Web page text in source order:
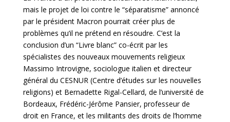
mais le projet de loi contre le “séparatisme” annoncé
par le président Macron pourrait créer plus de
problèmes qu’il ne prétend en résoudre. C’est la
conclusion d’un “Livre blanc” co-écrit par les
spécialistes des nouveaux mouvements religieux
Massimo Introvigne, sociologue italien et directeur
général du CESNUR (Centre d’études sur les nouvelles
religions) et Bernadette Rigal-Cellard, de l’université de
Bordeaux, Frédéric-Jérôme Pansier, professeur de
droit en France, et les militants des droits de l’homme